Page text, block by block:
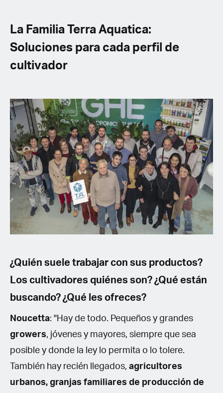
La Familia Terra Aquatica:
Soluciones para cada perfil de
cultivador
¿Quién suele trabajar con sus productos?
Los cultivadores quiénes son? ¿Qué están
buscando? ¿Qué les ofreces?
Noucetta: "Hay de todo. Pequeños y grandes
growers, jóvenes y mayores, siempre que sea
posible y donde la ley lo permita o lo tolere.
También hay recién llegados, agricultores
urbanos, granjas familiares de producción de